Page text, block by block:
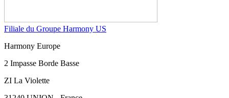
Filiale du Groupe Harmony US
Harmony Europe
2 Impasse Borde Basse
ZI La Violette